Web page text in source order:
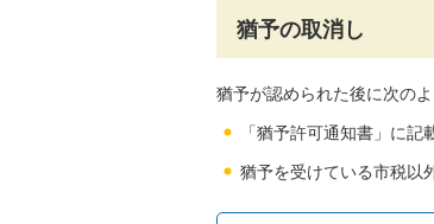
猶予の取消し
猶予が認められた後に次の
「猶予許可通知書」に
猶予を受けている市税以